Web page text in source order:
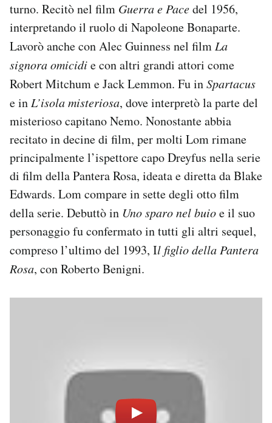
turno. Recitò nel film Guerra e Pacedel 1956,
interpretando il ruolo di Napoleone Bonaparte.
Lavorò anche con Alec Guinness nel filmLa
signora omicidie con altri grandi attori come
Robert Mitchum e Jack Lemmon. Fu inSpartacus
e inL’isola misteriosa, dove interpretò la parte del
misterioso capitano Nemo. Nonostante abbia
recitato in decine di film, per molti Lom rimane
principalmente l’ispettore capo Dreyfus nella serie
di film della Pantera Rosa, ideata e diretta da Blake
Edwards. Lom compare in sette degli otto film
della serie. Debuttò in Uno sparo nel buioe il suo
personaggio fu confermato in tutti gli altri sequel,
compreso l’ultimo del 1993, Il figlio della Pantera
Rosa, con Roberto Benigni.